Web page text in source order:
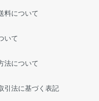
料について
いて
法について
引法に基づく表記